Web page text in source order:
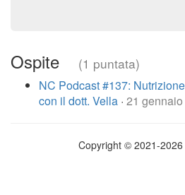
Ospite (1 puntata)
NC Podcast #137:
con il dott. Vella · 21
Copyright © 2021-2026